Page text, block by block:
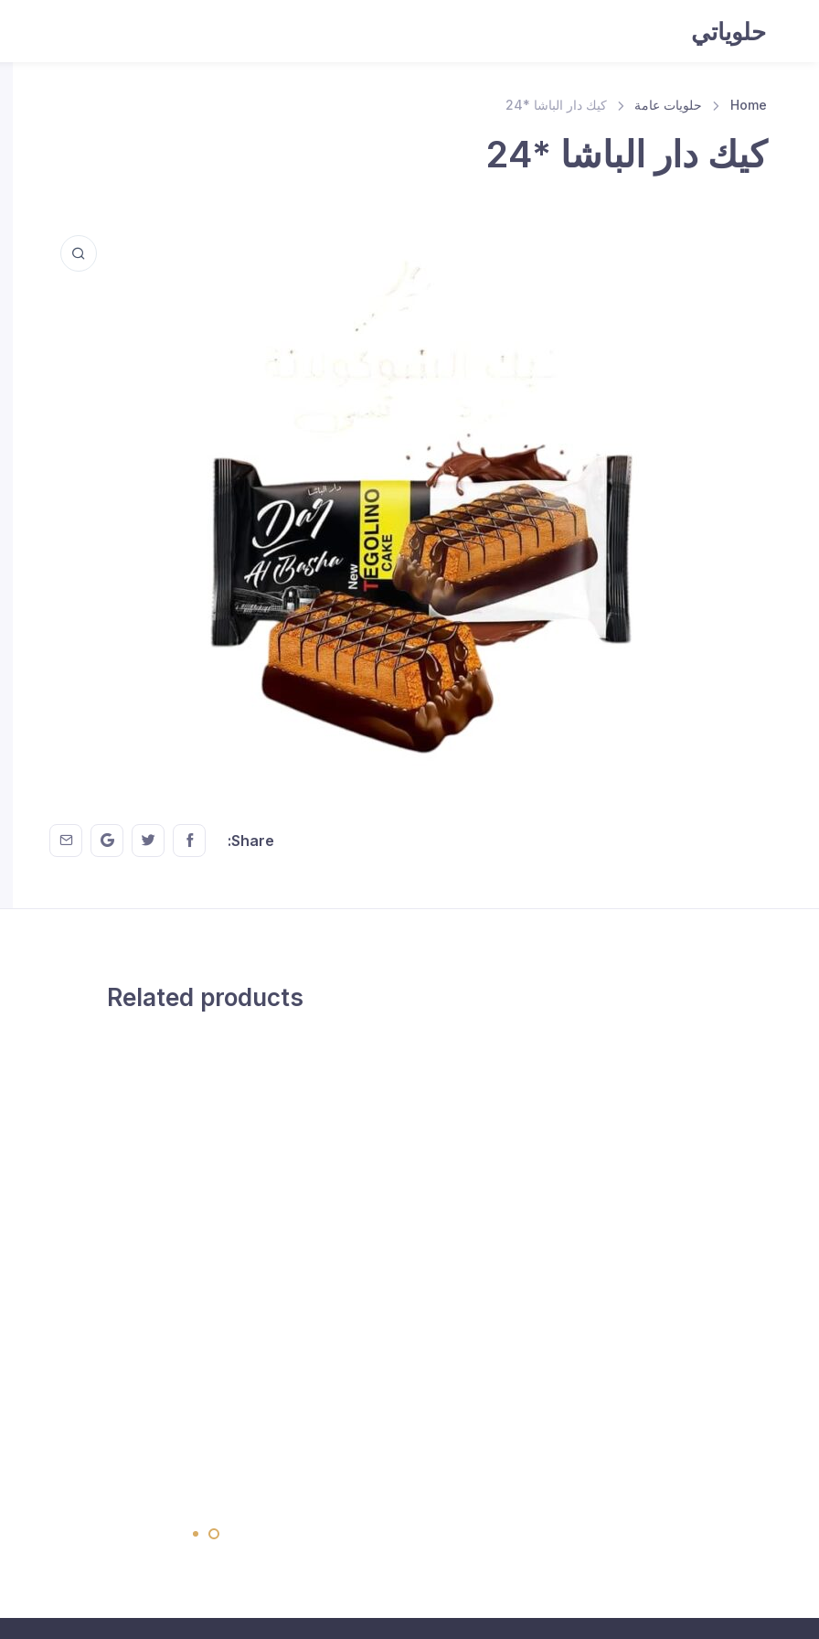
حلوياتي
Home حلويات عامة كيك دار الباشا *24
كيك دار الباشا *24
Share:
Share this on FaceBook
Share this on Twitter
on GMail
Related products